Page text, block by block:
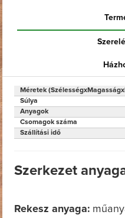
Méretek
Súlya
Anyagok
Csomagok száma
Szállítási idő
Szerkezet
Rekesz anyaga: